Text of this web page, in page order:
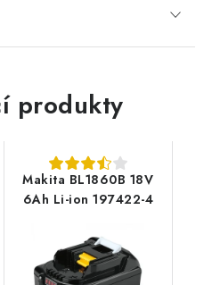
produkty
Makita BL1860B 18V
6Ah Li-ion 197422-4